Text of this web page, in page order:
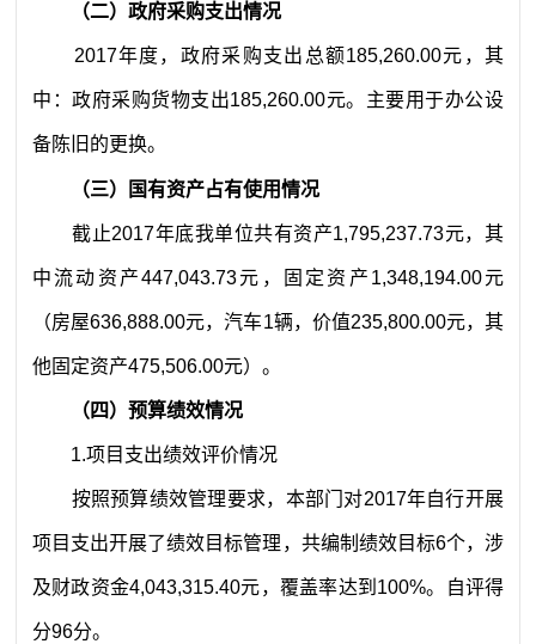
（二）政府采购支出情况
2017年度，政府采购支出总额185,260.00元 ，其
中：政府采购货物支出185,260.00元。主要用于办公设
备陈旧的更换。
（三）国有资产占有使用情况
截止2017年底我单位共有资产1,795,237.73元，其
中流动资产447,043.73元，固定资产 1,348,194.00元
（房屋636,888.00元，汽车1辆，价值235,800.00元，其
他固定资产475,506.00元）。
（四）预算绩效情况
1.项目支出绩效评价情况
按照预算绩效管理要求，本部门对2017年自行开展
项目支出开展了绩效目标管理，共编制绩效目标6个，涉
及财政资金4,043,315.40元，覆盖率达到 100%。自评得
分96分。